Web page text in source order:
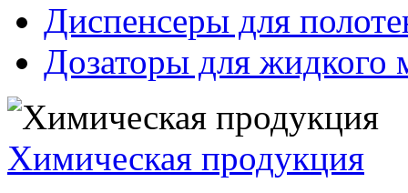
Диспенсеры для
Дозаторы для жидкого
Химическая продукция